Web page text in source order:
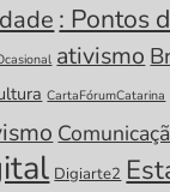
: Pontos
ativismo
CartaFórumCatarina
Digiarte2